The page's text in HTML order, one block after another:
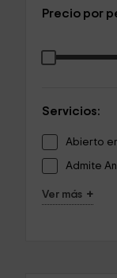
Precio por
Servicios:
Abierto
Admite
Ver más +